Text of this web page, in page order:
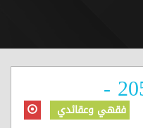
فقهي وعقائدي